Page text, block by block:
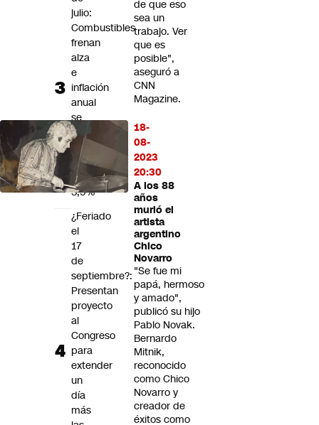
de que eso
sea un
trabajo. Ver
que es
posible",
aseguró a
CNN
Magazine.
18-
08-
2023
20:30
A los 88
años
murió el
artista
argentino
Chico
Novarro
"Se fue mi
papá, hermoso
y amado",
publicó su hijo
Pablo Novak.
Bernardo
Mitnik,
reconocido
como Chico
Novarro y
creador de
éxitos como
julio:
Combustibles
frenan
alza
e
inflación
anual
se
modera
de
4,3%
a
3,5%
¿Feriado
el
17
de
septiembre?:
Presentan
proyecto
al
Congreso
para
extender
un
día
más